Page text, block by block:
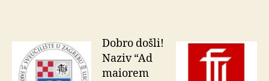
Dobro došli!
Naziv “Ad
maiorem